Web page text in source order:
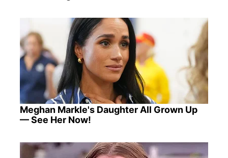
Meghan Markle's Daughter All Grown Up
— See Her Now!